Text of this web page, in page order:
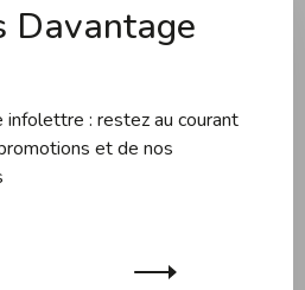
1 - 3 de 3
Davantage
: restez au courant
et de nos